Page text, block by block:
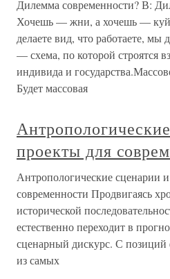
Дилемма современности? В:
Хочешь — жни, а хочешь —
делаете вид, что работаете, мы
— схема, по которой строятся
индивида и
Будет массовая
проекты для
Антропологические сценарии
современности Продвигаясь
исторической
естественно переходит в
сценарный дискурс. С
из самых